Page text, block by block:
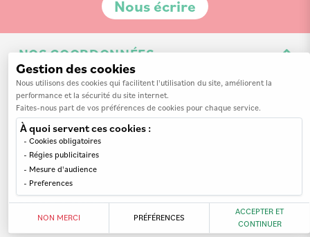
Nous écrire
NOS COORDONNÉES
3 Av. de la 3ème Division d'Infanterie Britannique
14200 Hérouville-Saint-Clair
INFORMATIONS
Nos revendeurs
A propos de nous
MON COMPTE
Mes commandes
Gestion des cookies
Nous utilisons des cookies qui facilitent l'utilisation du site, améliorent la
performance et la sécurité du site internet.
Faites-nous part de vos préférences de cookies pour chaque service.
À quoi servent ces cookies :
Cookies obligatoires
Régies publicitaires
Mesure d'audience
Preferences
NON MERCI PRÉFÉRENCES
ACCEPTER ET
CONTINUER